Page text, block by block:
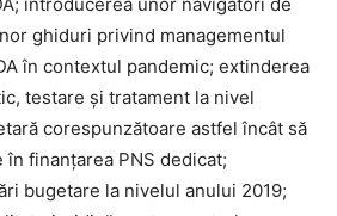
ghiduri privind managementul
în contextul pandemic; extinderea
testare și tratament la nivel
corespunzătoare astfel încât să
finanțarea PNS dedicat;
bugetare la nivelul anului 2019;